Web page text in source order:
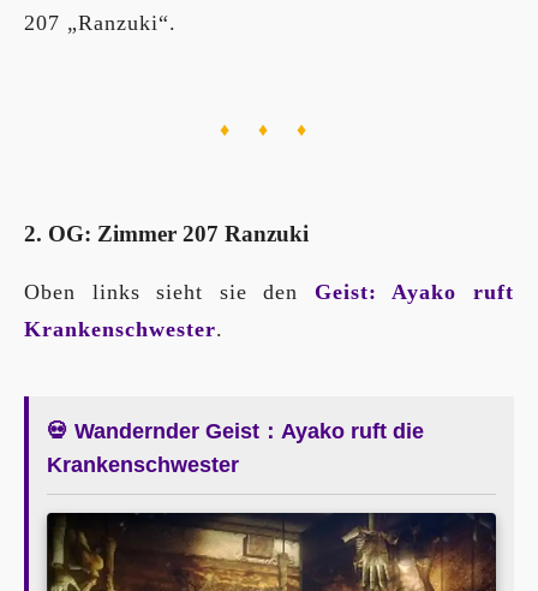
207 „Ranzuki“.
♦ ♦ ♦
2. OG: Zimmer 207 Ranzuki
Oben links sieht sie den Geist: Ayako ruft
Krankenschwester.
💀 Wandernder Geist：Ayako ruft die
Krankenschwester